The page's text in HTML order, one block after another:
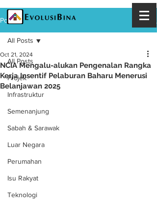
Post
All Posts
Projek
Infrastruktur
Semenanjung
Sabah & Sarawak
Luar Negara
Perumahan
Isu Rakyat
Teknologi
All Posts
NCIA Mengalu-alukan Pengenalan Rangka
Kerja Insentif Pelaburan Baharu Menerusi
Belanjawan 2025
Oct 21, 2024